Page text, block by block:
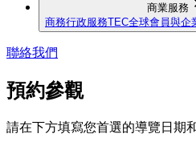
商業服務
商務行政服務TEC全球會員與企
聯絡我們
預約參觀
請在下方填寫您首選的導覽日期